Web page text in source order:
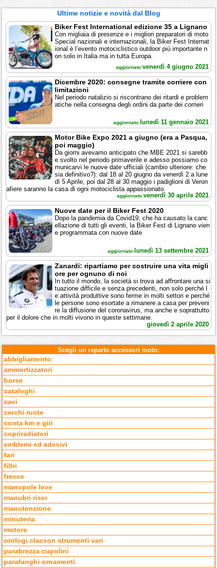
Ultime notizie e novità dal Blog
Biker Fest International edizione 35 a Lignano
Con migliaia di presenze e i migliori preparatori di moto
Special nazionali e internazionali, la Biker Fest Internat
ional è l’evento motociclistico outdoor più importante n
on solo in Italia ma in tutta Europa.
aggiornato venerdì 4 giugno 2021
Dicembre 2020: consegne tramite corriere con
limitazioni
Nel periodo natalizio si riscontrano dei ritardi e problem
atiche nella consegna degli ordini da parte dei corrieri
aggiornato lunedì 11 gennaio 2021
Motor Bike Expo 2021 a giugno (era a Pasqua,
poi maggio)
Da giorni avevamo anticipato che MBE 2021 si sarebb
e svolto nel periodo primaverile e adesso possiamo co
municarvi le nuove date ufficiali (cambio ulteriore: che
sia definitivo?): dal 18 al 20 giugno da venerdì 2 a lune
dì 5 Aprile, poi dal 28 al 30 maggio i padiglioni di Veron
afiere saranno la casa di ogni motociclista appassionato.
aggiornato venerdì 30 aprile 2021
Nuove date per il Biker Fest 2020
Dopo la pandemia da Covid19, che ha causato la canc
ellazione di tutti gli eventi, la Biker Fest di Lignano vien
e programmata con nuove date
aggiornato lunedì 13 settembre 2021
Zanardi: ripartiamo per costruire una vita migli
ore per ognuno di noi
In tutto il mondo, la società si trova ad affrontare una si
tuazione difficile e senza precedenti, non solo perché l
e attività produttive sono ferme in molti settori e perché
le persone sono esortate a rimanere a casa per preveni
re la diffusione del coronavirus, ma anche e soprattutto
per il dolore che in molti vivono in queste settimane.
giovedì 2 aprile 2020
Scegli un reparto accessori moto:
abbigliamento
ammortizzatori
borse
cataloghi
cavi
cerchi ruote
conta km e giri
copriradiatori
emblemi ed adesivi
fari
filtri
frecce
manopole leve
manubri riser
manutenzione
minuteria
motore
orologi clacson strumenti vari
parabrezza cupolini
parafanghi ornamenti